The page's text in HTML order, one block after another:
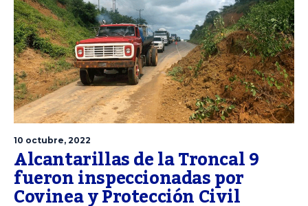
10 octubre, 2022
Alcantarillas de la Troncal 9
fueron inspeccionadas por
Covinea y Protección Civil